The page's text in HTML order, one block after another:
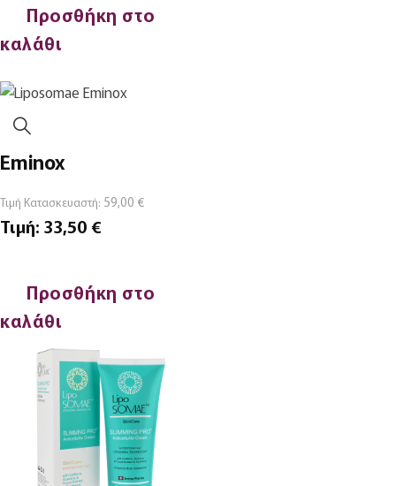
Προσθήκη στο
καλάθι
Eminox
Τιμή Κατασκευαστή: 59,00 €
Τιμή: 33,50€
Προσθήκη στο
καλάθι